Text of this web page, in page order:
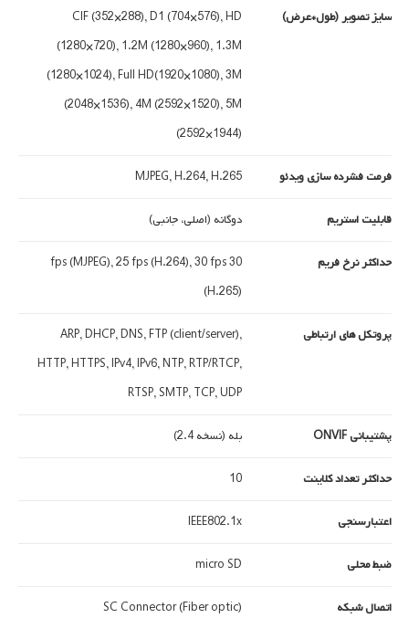
سایز تصویر (طول*عرض)
CIF (352×288), D1 (704×576), HD
(1280×720), 1.2M (1280×960), 1.3M
(1280×1024), Full HD(1920×1080), 3M
(2048×1536), 4M (2592×1520), 5M
(2592×1944)
فرمت فشرده سازی ویدئو MJPEG, H.264, H.265
قابلیت استریم دوگانه (اصلی، جانبی)
حداکثر نرخ فریم
30 fps (MJPEG), 25 fps (H.264), 30 fps
(H.265)
پروتکل های ارتباطی
ARP, DHCP, DNS, FTP (client/server),
HTTP, HTTPS, IPv4, IPv6, NTP, RTP/RTCP,
RTSP, SMTP, TCP, UDP
پشتیبانی ONVIF بله (نسخه 2.4)
حداکثر تعداد کلاینت 10
اعتبارسنجی IEEE802.1x
ضبط محلی micro SD
اتصال شبکه SC Connector (Fiber optic)